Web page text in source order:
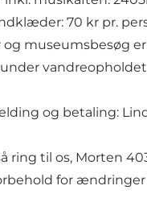
70 kr pr.
og museumsbesøg
og betaling:
ring til os, Morten
for